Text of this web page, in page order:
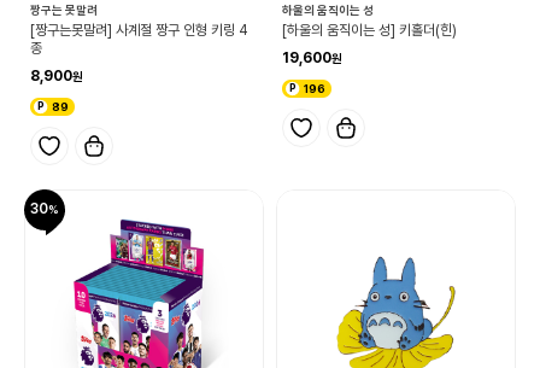
짱구는 못말려
[짱구는못말려] 사계절 짱구 인형 키링 4
종
8,900
89
하울의 움직이는 성
[하울의 움직이는 성] 키홀더(힌)
19,600
196
30